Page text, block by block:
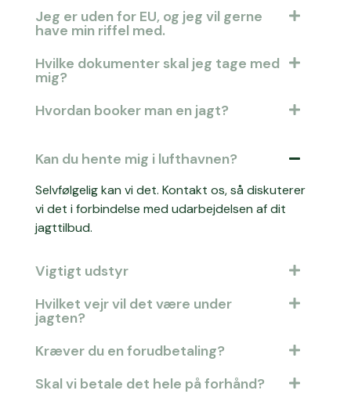
Jeg er uden for EU, og jeg vil gerne
have min riffel med.
Hvilke dokumenter skal jeg tage med
mig?
Hvordan booker man en jagt?
Kan du hente mig i lufthavnen?
Selvfølgelig kan vi det. Kontakt os, så diskuterer
vi det i forbindelse med udarbejdelsen af dit
jagttilbud.
Vigtigt udstyr
Hvilket vejr vil det være under
jagten?
Kræver du en forudbetaling?
Skal vi betale det hele på forhånd?